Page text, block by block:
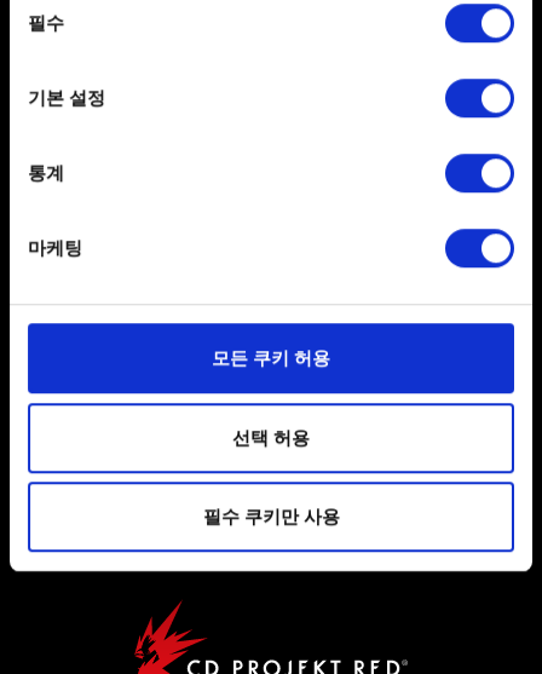
the Privacy trigger icon.
Collect information about your geographical
Identify your device by actively scanning it for
Find out more about how your personal data is processed
일부 쿠키는 웹 사이트를 정상적으로 이용하기 위해
관련 기술적 피드백을 제공하여 사용자의 웹사이트 이용
환경을 개선하기 위해 사용됩니다. 예를 들어, 소셜
파악하기 위해 쿠키의 일부를 저희 파트너와 공유할 수도
있습니다. 물론, 이처럼 선택적으로 쿠키를 사용할
경우에는 사용자의 동의를 구할 것입니다.
쿠키 사용에 관한 세부 사항이나 관련 설정은 아래의
"Settings" 메뉴에서 확인할 수 있습니다.
선택
필수
기본 설정
통계
마케팅
모든 쿠키 허용
선택 허용
필수 쿠키만 사용
사용자 약관 동의
개인 정보 정책
쿠키 정책